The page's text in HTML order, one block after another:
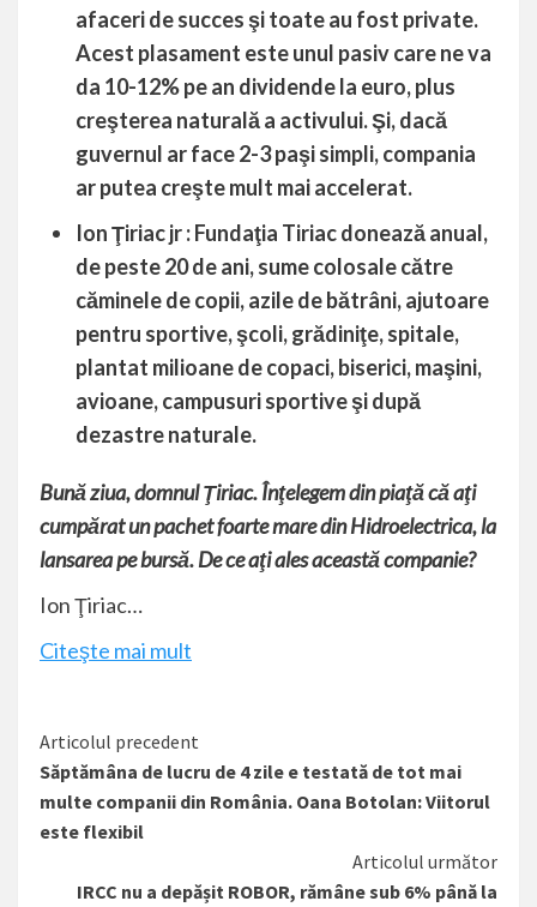
afaceri de succes şi toate au fost private.
Acest plasament este unul pasiv care ne va
da 10-12% pe an dividende la euro, plus
creşterea naturală a activului. Şi, dacă
guvernul ar face 2-3 paşi simpli, compania
ar putea creşte mult mai accelerat.
Ion Ţiriac jr : Fundaţia Tiriac donează anual,
de peste 20 de ani, sume colosale către
căminele de copii, azile de bătrâni, ajutoare
pentru sportive, şcoli, grădiniţe, spitale,
plantat milioane de copaci, biserici, maşini,
avioane, campusuri sportive şi după
dezastre naturale.
Bună ziua, domnul Ţiriac.Înţelegem din piaţă că aţi
cumpărat un pachet foarte mare din Hidroelectrica, la
lansarea pe bursă. De ce aţi ales această companie?
Ion Ţiriac…
Citeşte mai mult
Citește
mai
mult
Articolul precedent
Săptămâna de lucru de 4 zile e testată de tot mai
multe companii din România. Oana Botolan: Viitorul
este flexibil
Articolul următor
IRCC nu a depășit ROBOR, rămâne sub 6% până la